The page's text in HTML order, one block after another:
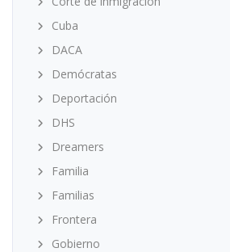
Cuba
DACA
Demócratas
Deportación
DHS
Dreamers
Familia
Familias
Frontera
Gobierno